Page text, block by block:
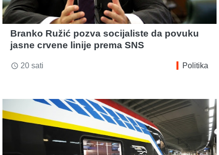
Branko Ružić pozva socijaliste da povuku
jasne crvene linije prema SNS
access_time 20 sati Politika